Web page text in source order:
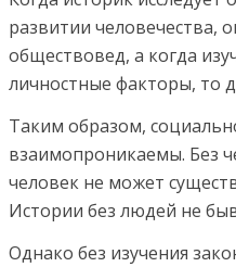
развитии человечества,
обществовед, а когда
личностные факторы, то
Таким образом,
взаимопроникаемы. Без
человек не может
Истории без людей не
Однако без изучения